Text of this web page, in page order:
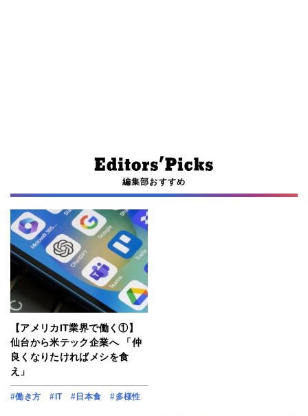
編集部おすすめ
【アメリカIT業界で働く①】
仙台から米テック企業へ 「仲
良くなりたければメシを食
え」
#働き方 #IT #日本食 #多様性